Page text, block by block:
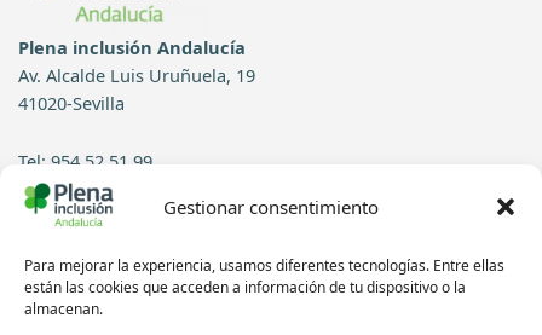
Gestionar consentimiento
Para mejorar la experiencia, usamos diferentes tecnologías. Entre ellas
están las cookies que acceden a información de tu dispositivo o la
almacenan.
Plena inclusión Andalucía
Av. Alcalde Luis Uruñuela, 19
41020-Sevilla
Tel: 954 52 51 99
Contacto
Síguenos en redes sociales: